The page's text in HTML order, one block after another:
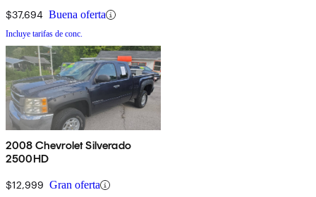
$37,694 Buena oferta
Incluye tarifas de conc.
2008 Chevrolet Silverado
2500HD
$12,999 Gran oferta